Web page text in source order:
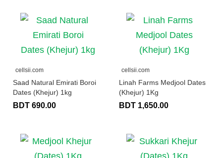
cellsii.com
Saad Natural Emirati Boroi
Dates (Khejur) 1kg
BDT 690.00
cellsii.com
Linah Farms Medjool Dates
(Khejur) 1Kg
BDT 1,650.00